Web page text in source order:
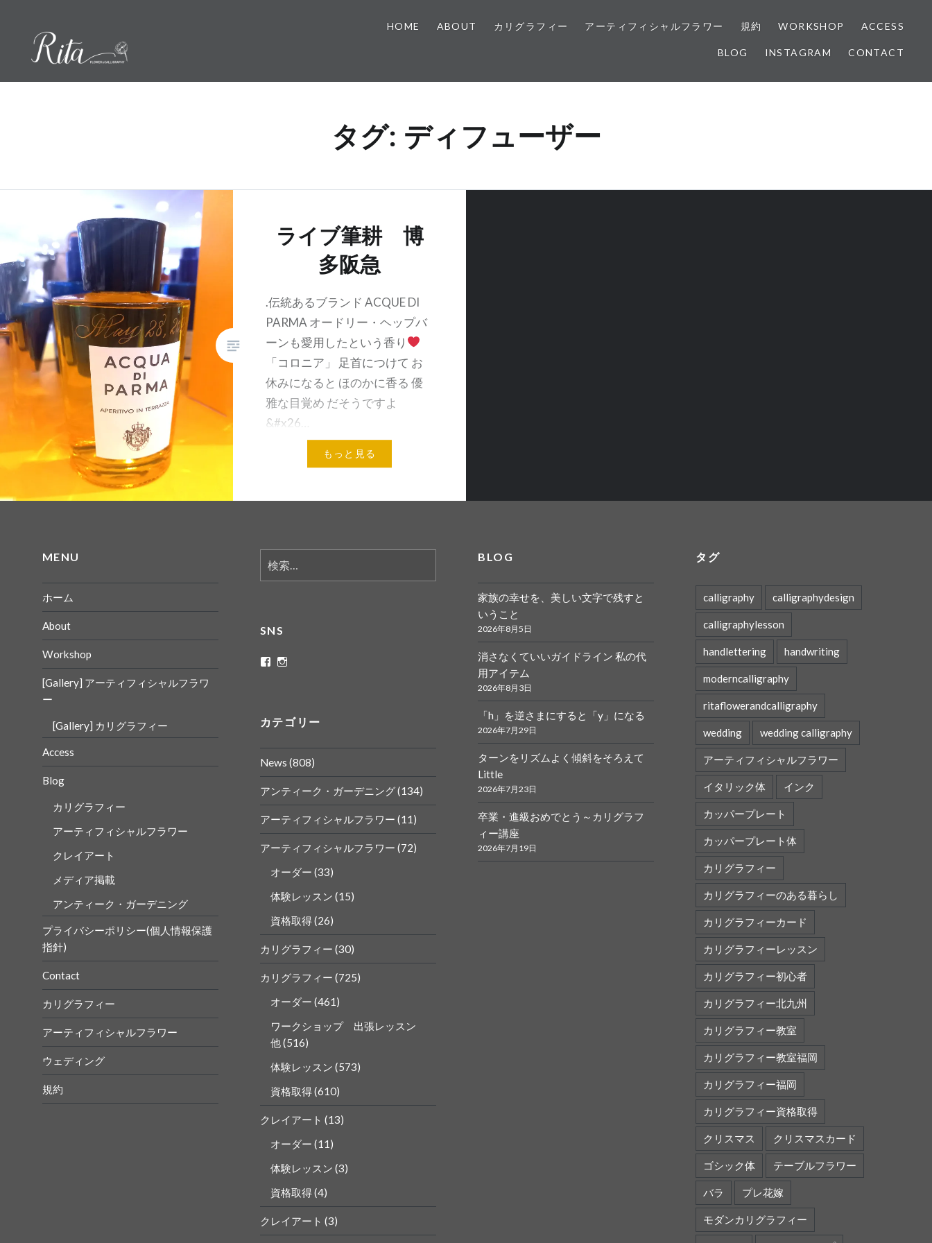
ツ
HOME ABOUT カリグラフィー アーティフィシャルフラワー 規約 WORKSHOP ACCESS
BLOG INSTAGRAM CONTACT
タグ: ディフューザー
ライブ筆耕 博
多阪急
.伝統あるブランド ACQUE DI
PARMA オードリー・ヘップバ
ーンも愛用したという香り
「コロニア」 足首につけて お
休みになると ほのかに香る 優
雅な目覚め だそうですよ
&#x26…
もっと見る
MENU
ホーム
About
Workshop
[Gallery] アーティフィシャルフラワ
ー
[Gallery] カリグラフィー
Access
Blog
カリグラフィー
アーティフィシャルフラワー
クレイアート
メディア掲載
アンティーク・ガーデニング
プライバシーポリシー(個人情報保護
指針)
Contact
カリグラフィー
アーティフィシャルフラワー
ウェディング
規約
索:
BLOG
家族の幸せを、美しい文字で残すと
いうこと
2026年8月5日
消さなくていいガイドライン 私の代
用アイテム
2026年8月3日
「h」を逆さまにすると「y」になる
2026年7月29日
ターンをリズムよく傾斜をそろえて
Little
2026年7月23日
卒業・進級おめでとう～カリグラフ
ィー講座
2026年7月19日
タグ
calligraphy calligraphydesign
calligraphylesson
handlettering handwriting
moderncalligraphy
ritaflowerandcalligraphy
wedding wedding calligraphy
アーティフィシャルフラワー
イタリック体 インク
カッパープレート
カッパープレート体
カリグラフィー
カリグラフィーのある暮らし
カリグラフィーカード
カリグラフィーレッスン
カリグラフィー初心者
カリグラフィー北九州
カリグラフィー教室
カリグラフィー教室福岡
カリグラフィー福岡
カリグラフィー資格取得
クリスマス クリスマスカード
ゴシック体 テーブルフラワー
バラ プレ花嫁
モダンカリグラフィー
SNS
ritaflower.calligraphy
ロ
フ
ー
ル
で
表
示
rita_ym
ロ
フ
ー
ル
で
表
示
カテゴリー
News (808)
アンティーク・ガーデニング(134)
アーティフィシャルフラワー (11)
アーティフィシャルフラワー (72)
オーダー (33)
体験レッスン (15)
資格取得(26)
カリグラフィー (30)
カリグラフィー (725)
オーダー (461)
ワークショップ 出張レッスン
他(516)
体験レッスン (573)
資格取得(610)
クレイアート (13)
オーダー (11)
体験レッスン (3)
資格取得(4)
クレイアート (3)